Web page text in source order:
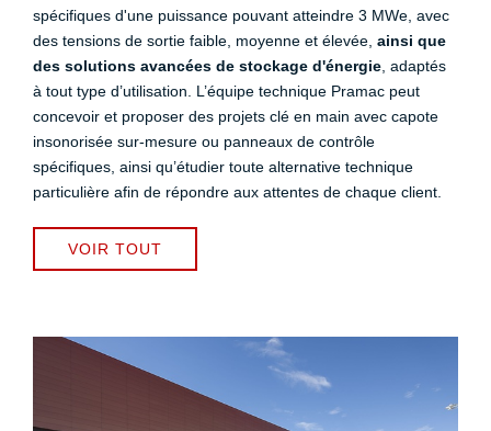
spécifiques d'une puissance pouvant atteindre 3 MWe, avec
des tensions de sortie faible, moyenne et élevée, ainsi que
des solutions avancées de stockage d'énergie , adaptés
à tout type d’utilisation. L’équipe technique Pramac peut
concevoir et proposer des projets clé en main avec capote
insonorisée sur-mesure ou panneaux de contrôle
spécifiques, ainsi qu’étudier toute alternative technique
particulière afin de répondre aux attentes de chaque client.
VOIR TOUT